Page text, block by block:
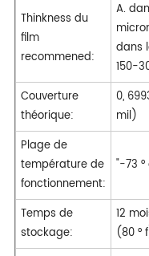
Thinkness du
film
recommened:
A.
dans
150-
Couverture
théorique:
0,
mil)
Plage de
température de
fonctionnement:
"-73 °
Temps de
stockage:
12
(80 °